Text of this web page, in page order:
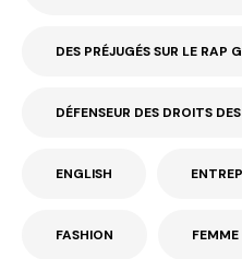
DES PRÉJUGÉS SUR LE RAP
DÉFENSEUR DES DROITS
ENGLISH
FASHION